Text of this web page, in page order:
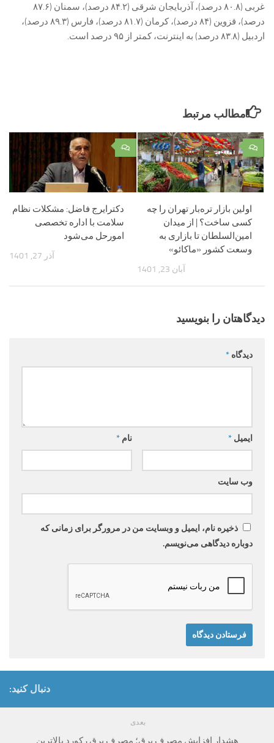
غربی (۸۰.۸ درصد)، آذربایجان شرقی (۸۴.۲ درصد)، سمنان (۸۷.۶
درصد)، قزوین (۸۴ درصد)، کرمان (۸۱.۷ درصد)، فارس (۸۹.۳ درصد)،
اردبیل (۸۳.۸ درصد) به اینترنت، کمتر از ۹۵ درصد است.
مطالب مرتبط
۰
دکترایرج فاضل: مشکلات نظام
سلامت با اداره تخصصی
امورحل می‌شود
آذر 27, 1401
۰
اولین بازار تره‌بار تهران را چه
کسی ساخت؟ | از میدان
امین‌السلطان تا بازاری به
وسعت کشور «ماکائو»
آبان 23, 1401
دیدگاهتان را بنویسید
دیدگاه *
نام * ایمیل *
وب‌ سایت
ذخیره نام، ایمیل و وبسایت من در مرورگر برای زمانی که
دوباره دیدگاهی می‌نویسم.
دنبال کنید:
بعدی
هشدار افزایش مصرف برق؛ مصرف برق رکورد بالاترین